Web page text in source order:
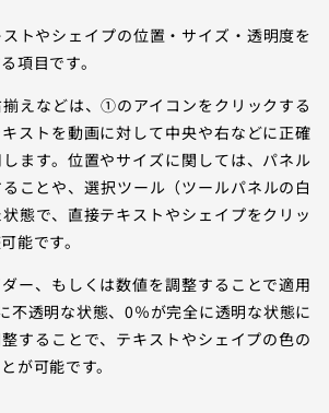
トやシェイプの位置・サイズ・透明度を
項目です。
えなどは、①のアイコンをクリックする
ストを動画に対して中央や右などに正確
ます。位置やサイズに関しては、パネル
ことや、選択ツール（ツールパネルの白
態で、直接テキストやシェイプをクリッ
能です。
ー、もしくは数値を調整することで適用
不透明な状態、0％が完全に透明な状態に
することで、テキストやシェイプの色の
が可能です。